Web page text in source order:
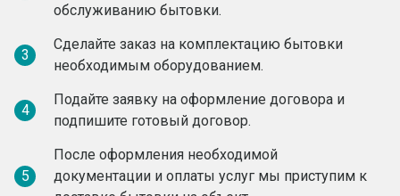
обслуживанию бытовки.
3
Сделайте заказ на комплектацию бытовки
необходимым оборудованием.
4
Подайте заявку на оформление договора и
подпишите готовый договор.
5
После оформления необходимой
документации и оплаты услуг мы приступим к